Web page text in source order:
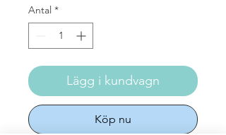
Antal *
Lägg i kundvagn
Köp nu